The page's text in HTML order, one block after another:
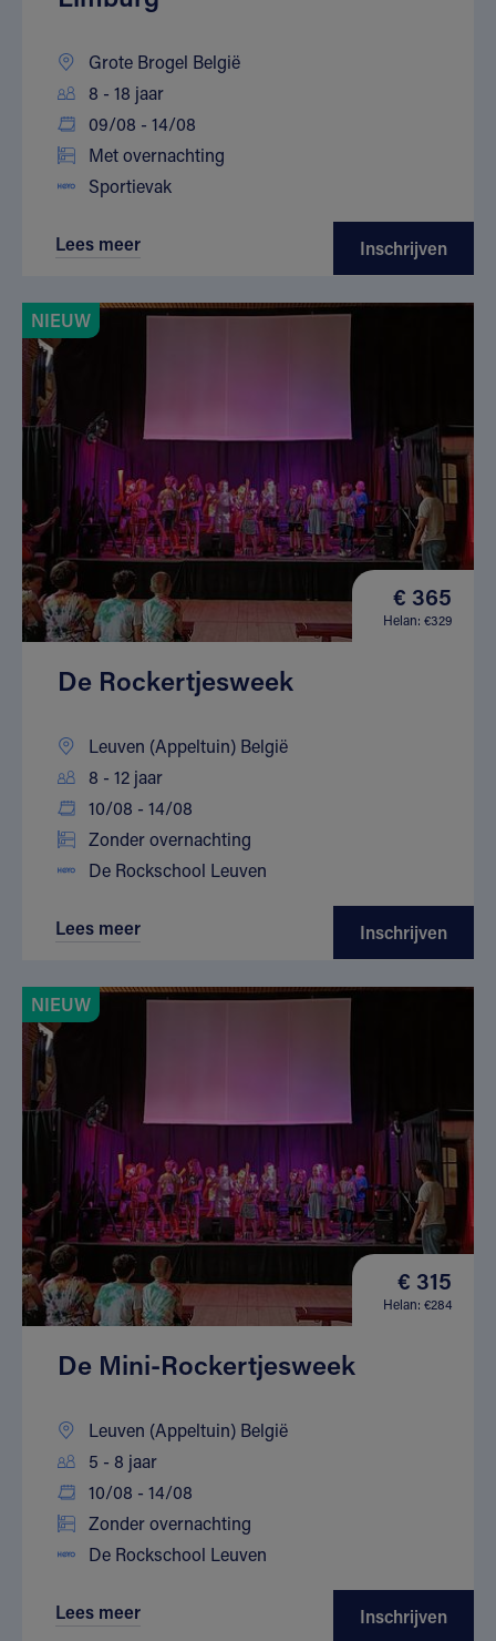
Grote Brogel België
8 - 18 jaar
09/08 - 14/08
Met overnachting
Sportievak
Lees meer Inschrijven
NIEUW
€ 365
Helan: €329
De Rockertjesweek
Leuven (Appeltuin) België
8 - 12 jaar
10/08 - 14/08
Zonder overnachting
De Rockschool Leuven
Lees meer Inschrijven
NIEUW
€ 315
Helan: €284
De Mini-Rockertjesweek
Leuven (Appeltuin) België
5 - 8 jaar
10/08 - 14/08
Zonder overnachting
De Rockschool Leuven
Lees meer Inschrijven